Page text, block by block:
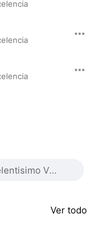
Ver todo